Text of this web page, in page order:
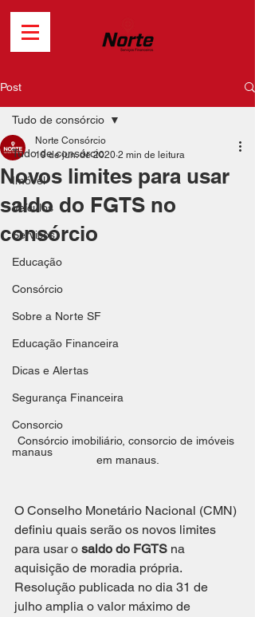
Post
Tudo de consórcio
Imóvel
Veículos
Serviços
Educação
Consórcio
Sobre a Norte SF
Educação Financeira
Dicas e Alertas
Segurança Financeira
Consorcio
manaus
Tudo de consórcio
Novos limites para usar
saldo do FGTS no
consórcio
Norte Consórcio
19 de jun. de 2020 2 min de leitura
Consórcio imobiliário, consorcio de imóveis
em manaus.
O Conselho Monetário Nacional (CMN)
definiu quais serão os novos limites
para usar o saldo do FGTS na
aquisição de moradia própria.
Resolução publicada no dia 31 de
julho amplia o valor máximo de